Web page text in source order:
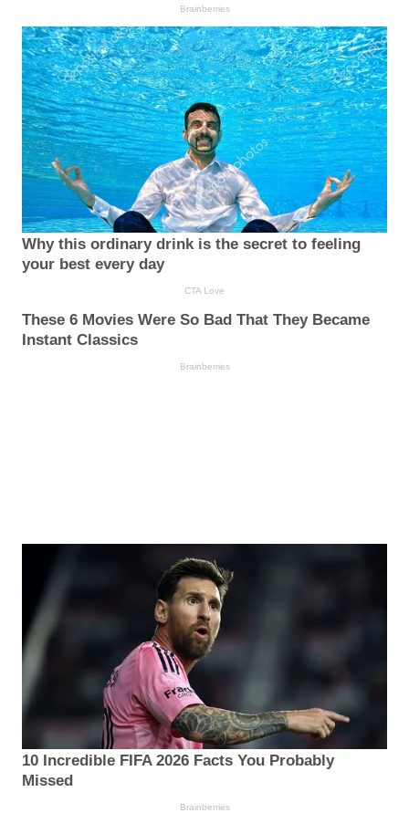
Brainberries
Why this ordinary drink is the secret to feeling
your best every day
CTA Love
These 6 Movies Were So Bad That They Became
Instant Classics
Brainberries
10 Incredible FIFA 2026 Facts You Probably
Missed
Brainberries